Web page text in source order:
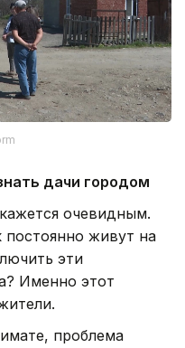
дачи городом
очевидным.
постоянно живут на
эти
Именно этот
проблема